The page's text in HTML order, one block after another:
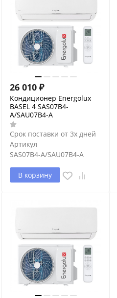
26 010 ₽
Кондиционер Energolux
BASEL 4 SAS07B4-
A/SAU07B4-A
Срок поставки от 3х дней
Артикул
SAS07B4-A/SAU07B4-A
В корзину